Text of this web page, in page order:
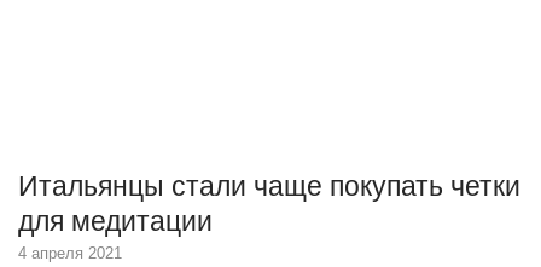
Итальянцы стали чаще покупать четки
для медитации
4 апреля 2021